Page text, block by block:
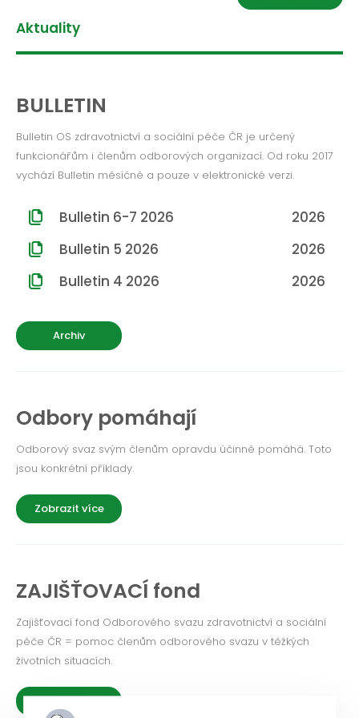
Aktuality
BULLETIN
Bulletin OS zdravotnictví a sociální péče ČR je určený
funkcionářům i členům odborových organizací. Od roku 2017
vychází Bulletin měsíčně a pouze v elektronické verzi.
Bulletin 6-7 2026
2026
Bulletin 5 2026
2026
Bulletin 4 2026
2026
Archiv
Odbory pomáhají
Odborový svaz svým členům opravdu účinně pomáhá. Toto
jsou konkrétní příklady.
Zobrazit více
ZAJIŠŤOVACÍ fond
Zajišťovací fond Odborového svazu zdravotnictví a sociální
péče ČR = pomoc členům odborového svazu v těžkých
životních situacích.
Zobrazit více
ROČNÍK 2011